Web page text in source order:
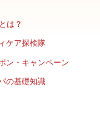
は？
ケア探検隊
ン・キャンペーン
の基礎知識